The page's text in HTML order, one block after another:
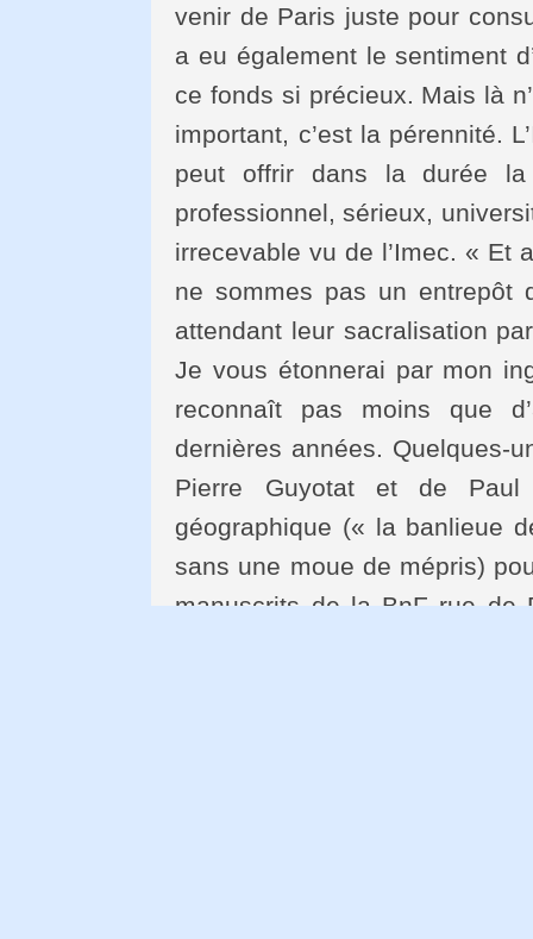
venir de Paris juste pour
a eu également le sentiment
ce fonds si précieux. Mais là
important, c’est la pérennité.
peut offrir dans la durée
professionnel, sérieux,
irrecevable vu de l’Imec. « Et
ne sommes pas un entrepôt
attendant leur sacralisation
Je vous étonnerai par mon
reconnaît pas moins que
dernières années. Quelques-
Pierre Guyotat et de
géographique (« la banlieue
sans une moue de mépris)
manuscrits de la BnF rue de